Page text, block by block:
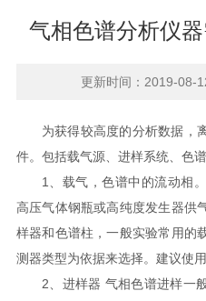
气相色谱分析仪
更新时间：2019-
为获得较高度的分析数据，
件。包括载气源、进样系统、色
1、载气，色谱中的流动相
高压气体钢瓶或高纯度发生器供
样器和色谱柱，一般实验常用的
测器类型为依据来选择。建议使用
2、进样器 气相色谱进样一